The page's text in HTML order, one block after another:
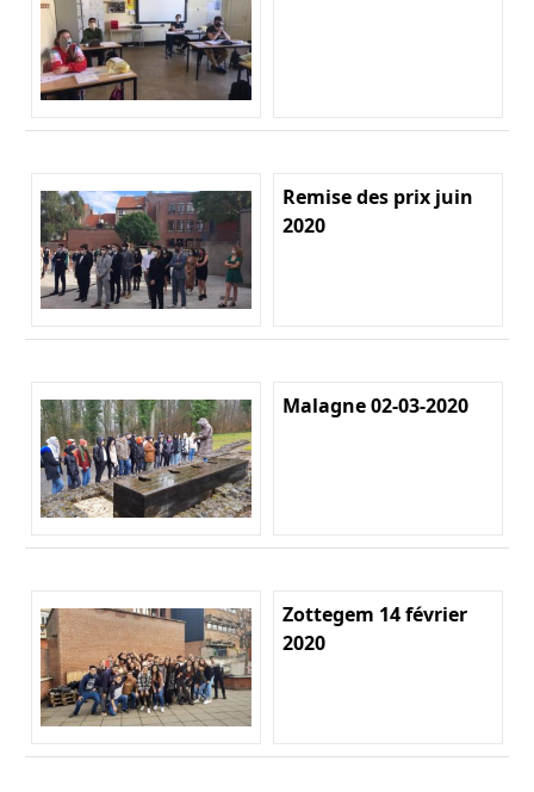
Remise des prix juin
2020
Malagne 02-03-2020
Zottegem 14 février
2020